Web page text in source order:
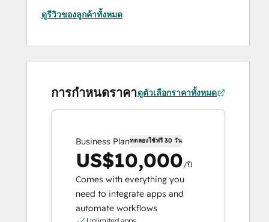
ดูรีวิวของลูกค้าทั้งหมด
การกำหนดราคาดูตัวเลือกราคาทั้งหมด
Business Planทดลองใช้ฟรี 30 วัน
US$10,000/ปี
Comes with everything you
need to integrate apps and
automate workflows